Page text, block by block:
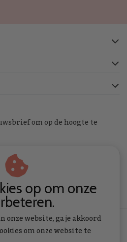
om op de hoogte te
op om onze
onze website, ga je akkoord
om onze website te